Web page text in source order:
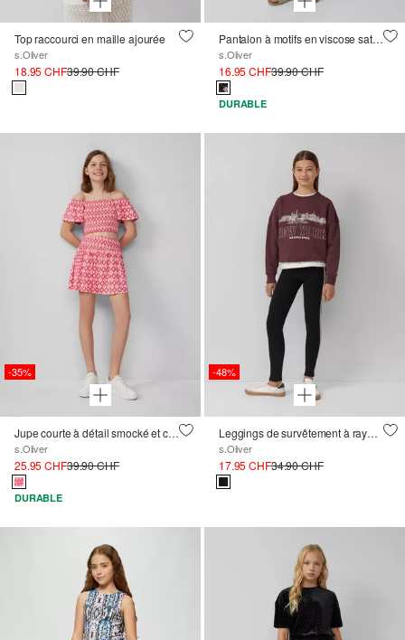
Top raccourci en maille ajourée
s.Oliver
18.95 CHF39.90 CHF
Pantalon à motifs en viscose satinée, coupe Loose Fit
s.Oliver
16.95 CHF39.90 CHF
DURABLE
-35%
Jupe courte à détail smocké et culotte intégrée
s.Oliver
25.95 CHF39.90 CHF
DURABLE
-48%
Leggings de survêtement à rayures latérales
s.Oliver
17.95 CHF34.90 CHF